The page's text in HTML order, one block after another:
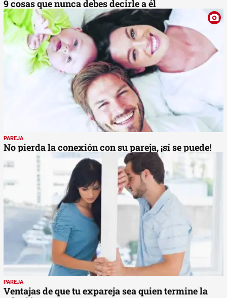
9 cosas que nunca debes decirle a él
PAREJA
No pierda la conexión con su pareja, ¡sí se puede!
PAREJA
Ventajas de que tu expareja sea quien termine la